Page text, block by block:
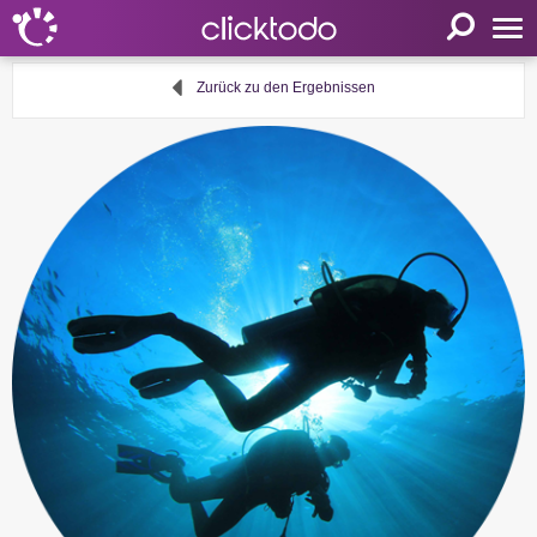
EN
DE
Mein clicktodo
Anmelden
Registrieren
Warenkorb
Aktivität anbieten
Nützliche Links
Zurück zu den Ergebnissen